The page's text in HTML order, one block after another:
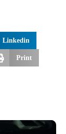
Linkedin
Print